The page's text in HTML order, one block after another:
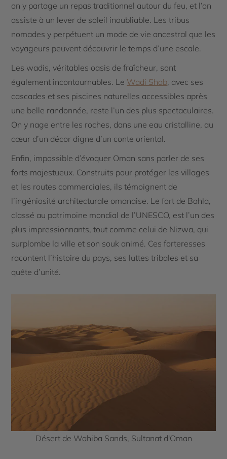
on y partage un repas traditionnel autour du feu, et l’on
assiste à un lever de soleil inoubliable. Les tribus
nomades y perpétuent un mode de vie ancestral que les
voyageurs peuvent découvrir le temps d’une escale.
Les wadis, véritables oasis de fraîcheur, sont
également incontournables. Le Wadi Shab, avec ses
cascades et ses piscines naturelles accessibles après
une belle randonnée, reste l’un des plus spectaculaires.
On y nage entre les roches, dans une eau cristalline, au
cœur d’un décor digne d’un conte oriental.
Enfin, impossible d’évoquer Oman sans parler de ses
forts majestueux. Construits pour protéger les villages
et les routes commerciales, ils témoignent de
l’ingéniosité architecturale omanaise. Le fort de Bahla,
classé au patrimoine mondial de l’UNESCO, est l’un des
plus impressionnants, tout comme celui de Nizwa, qui
surplombe la ville et son souk animé. Ces forteresses
racontent l’histoire du pays, ses luttes tribales et sa
quête d’unité.
Désert de Wahiba Sands, Sultanat d'Oman